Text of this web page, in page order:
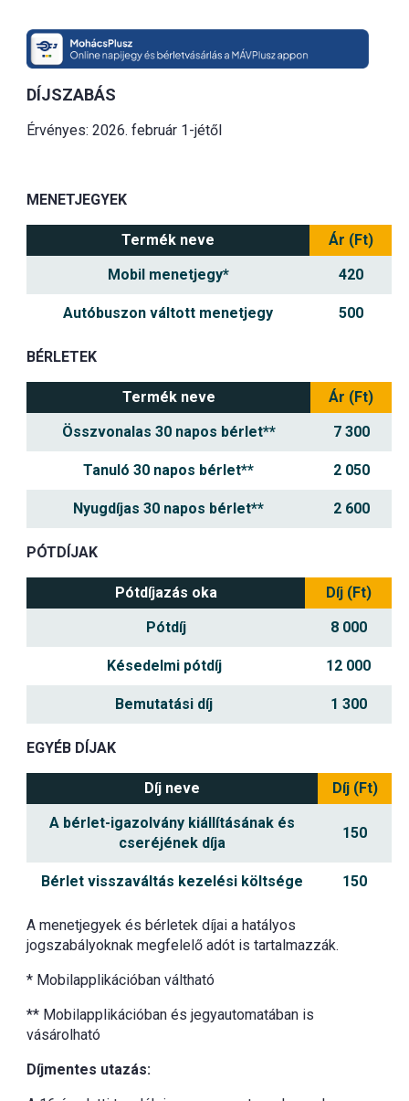
DÍJSZABÁS
Érvényes: 2026. február 1-jétől
MENETJEGYEK
Termék neve
Ár (Ft)
Mobil menetjegy*
420
Autóbuszon váltott menetjegy 500
BÉRLETEK
Termék neve
Ár (Ft)
Összvonalas 30 napos bérlet**
7 300
Tanuló 30 napos bérlet** 2 050
Nyugdíjas 30 napos bérlet** 2 600
PÓTDÍJAK
Pótdíjazás oka
Díj (Ft)
Pótdíj
8 000
Késedelmi pótdíj 12 000
Bemutatási díj 1 300
EGYÉB DÍJAK
Díj neve
Díj (Ft)
A bérlet-igazolvány kiállításának és
cseréjének díja
150
Bérlet visszaváltás kezelési költsége 150
A menetjegyek és bérletek díjai a hatályos
jogszabályoknak megfelelő adót is tartalmazzák.
* Mobilapplikációban váltható
** Mobilapplikációban és jegyautomatában is
vásárolható
Díjmentes utazás: